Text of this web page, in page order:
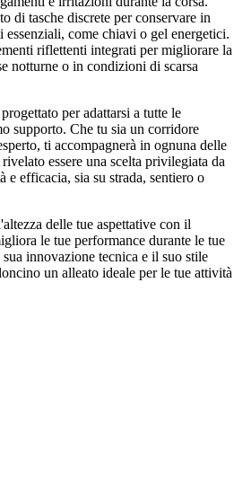
di tasche discrete per conservare in
essenziali, come chiavi o gel energetici.
riflettenti integrati per migliorare la
notturne o in condizioni di scarsa
per adattarsi a tutte le
supporto. Che tu sia un corridore
ti accompagnerà in ognuna delle
essere una scelta privilegiata da
e efficacia, sia su strada, sentiero o
delle tue aspettative con il
le tue performance durante le tue
innovazione tecnica e il suo stile
un alleato ideale per le tue attività